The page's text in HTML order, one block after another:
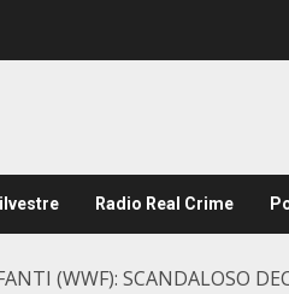
Radio Real Crime
(WWF): SCANDALOSO